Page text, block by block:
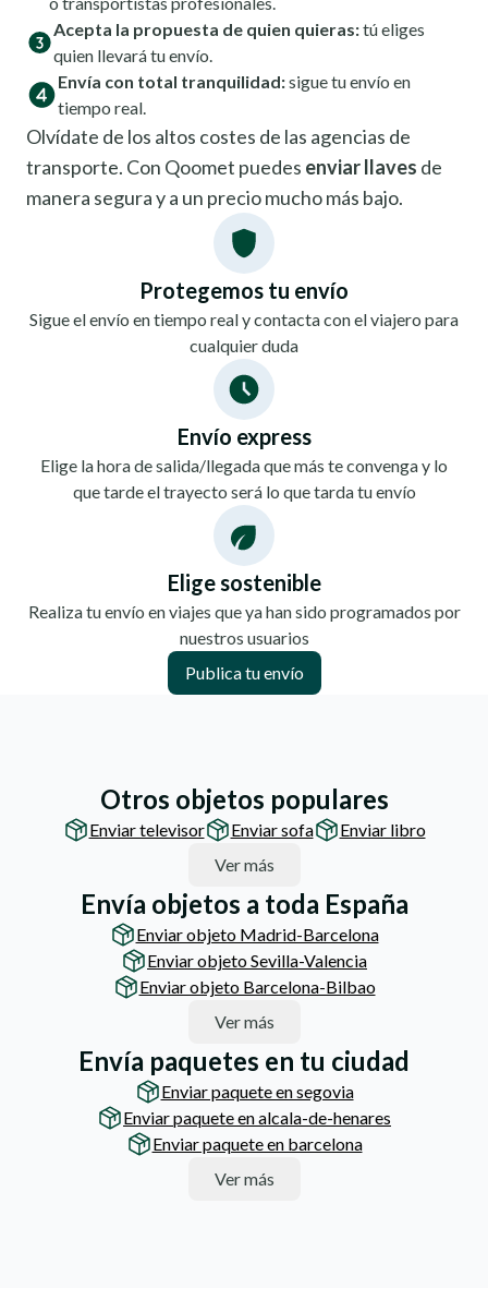
Acepta la propuesta de quien quieras:tú eliges
quien llevará tu envío.
Envía con total tranquilidad:sigue tu envío en
tiempo real.
Olvídate de los altos costes de las agencias de
transporte. Con Qoomet puedes enviar llaves de
manera segura y a un precio mucho más bajo.
Protegemos tu envío
Sigue el envío en tiempo real y contacta con el viajero para
cualquier duda
Envío express
Elige la hora de salida/llegada que más te convenga y lo
que tarde el trayecto será lo que tarda tu envío
Elige sostenible
Realiza tu envío en viajes que ya han sido programados por
nuestros usuarios
Publica tu envío
Otros objetos populares
Enviar televisor Enviar sofa
Enviar libro
Ver más
Envía objetos a toda España
Enviar objeto Madrid-Barcelona
Enviar objeto Sevilla-Valencia
Enviar objeto Barcelona-Bilbao
Ver más
Envía paquetes en tu ciudad
Enviar paquete en segovia
Enviar paquete en alcala-de-henares
Enviar paquete en barcelona
Ver más